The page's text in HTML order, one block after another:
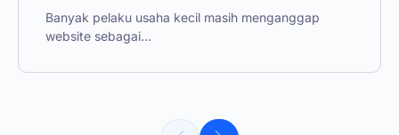
Banyak pelaku usaha kecil masih menganggap
website sebagai...